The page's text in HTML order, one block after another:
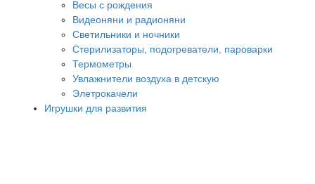
Весы с рождения
Видеоняни и радионяни
Светильники и ночники
Стерилизаторы, подогреватели, пароварки
Термометры
Увлажнители воздуха в детскую
Элетрокачели
Игрушки для развития